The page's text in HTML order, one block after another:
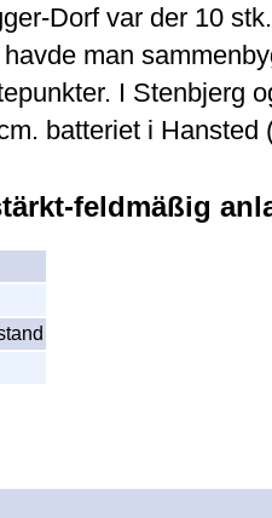
Dorf var der 10
man
I Stenbjerg
batteriet i Hansted
feldmäßig